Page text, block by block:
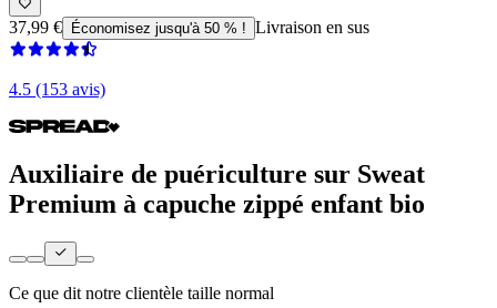
37,99 € Économisez jusqu'à 50 % ! Livraison en sus
4.5 (153 avis)
Auxiliaire de puériculture sur Sweat
Premium à capuche zippé enfant bio
Ce que dit notre clientèle taille normal